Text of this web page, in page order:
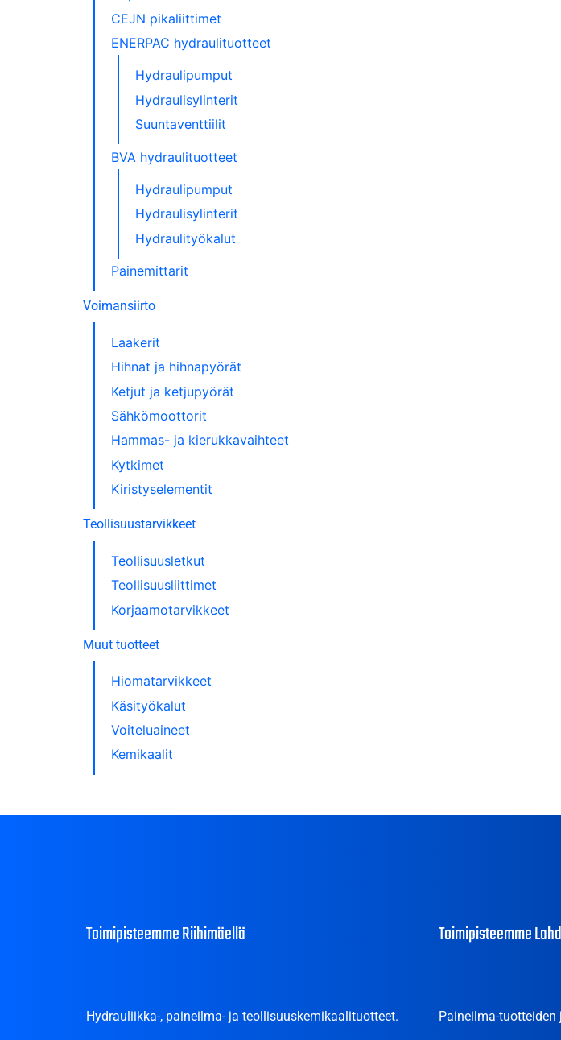
CEJN pikaliittimet
ENERPAC hydraulituotteet
Hydraulipumput
Hydraulisylinterit
Suuntaventtiilit
BVA hydraulituotteet
Hydraulipumput
Hydraulisylinterit
Hydraulityökalut
Painemittarit
Voimansiirto
Laakerit
Hihnat ja hihnapyörät
Ketjut ja ketjupyörät
Sähkömoottorit
Hammas- ja kierukkavaihteet
Kytkimet
Kiristyselementit
Teollisuustarvikkeet
Teollisuusletkut
Teollisuusliittimet
Korjaamotarvikkeet
Muut tuotteet
Hiomatarvikkeet
Käsityökalut
Voiteluaineet
Kemikaalit
Toimipisteemme Riihimäellä
Hydrauliikka-, paineilma- ja teollisuuskemikaalituotteet.
Toimipisteemme
Paineilma-tuotteiden